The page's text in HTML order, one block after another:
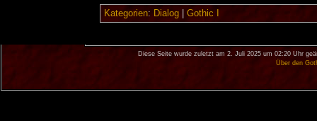
Kategorien: Dialog| Gothic I
Diese Seite wurde zuletzt am 2. Juli 2025 um 02:20 Uhr
Über den